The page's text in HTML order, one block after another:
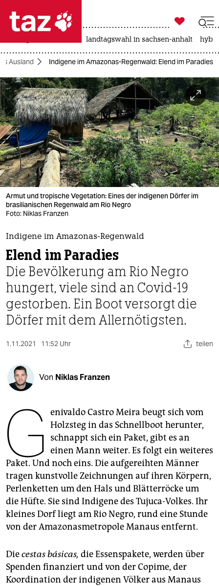
 taz zahl ich
taz zahl ich
themen
politik
öko
gesellschaft
kultur
sport
nord
wahrheit
verlag
verlag
veranstaltungen
shop
fragen & hilfe
unterstützen
genossenschaft
epaper login

taz zahl ich
landtagswahl in sachsen-anhalt
Ausland Indigene im Amazonas-Regenwald: Elend im Paradies
Armut und tropische Vegetation: Eines der indigenen Dörfer im
brasilianischen Regenwald am Rio Negro
Foto: Niklas Franzen
Indigene im Amazonas-Regenwald
Elend im Paradies
Die Bevölkerung am Rio Negro
hungert, viele sind an Covid-19
gestorben. Ein Boot versorgt die
Dörfer mit dem Allernötigsten.
1.11.2021 11:52 Uhr teilen
Von Niklas Franzen
G enivaldo Castro Meira beugt sich vom
Holzsteg in das Schnellboot herunter,
schnappt sich ein Paket, gibt es an
einen Mann weiter. Es folgt ein weiteres
Paket. Und noch eins. Die aufgereihten Männer
tragen kunstvolle Zeichnungen auf ihren Körpern,
Perlenketten um den Hals und Blätterröcke um
die Hüfte. Sie sind Indigene des Tujuca-Volkes. Ihr
kleines Dorf liegt am Rio Negro, rund eine Stunde
von der Amazonasmetropole Manaus entfernt.
Diecestas básicas, die Essenspakete, werden über
Spenden finanziert und von der Copime, der
Koordination der indigenen Völker aus Manaus